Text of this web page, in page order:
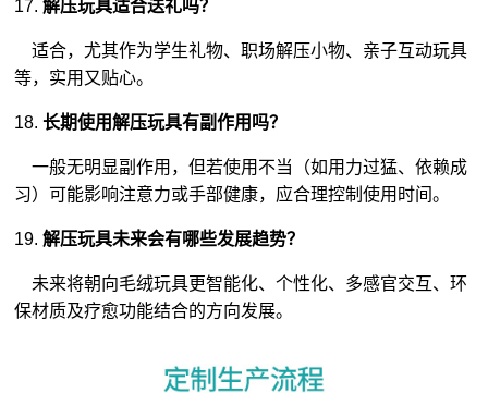
17.解压玩具适合送礼吗？
适合，尤其作为学生礼物、职场解压小物、亲子互动玩具
等，实用又贴心。
18.长期使用解压玩具有副作用吗？
一般无明显副作用，但若使用不当（如用力过猛、依赖成
习）可能影响注意力或手部健康，应合理控制使用时间。
19.解压玩具未来会有哪些发展趋势？
未来将朝向毛绒玩具更智能化、个性化、多感官交互、环
保材质及疗愈功能结合的方向发展。